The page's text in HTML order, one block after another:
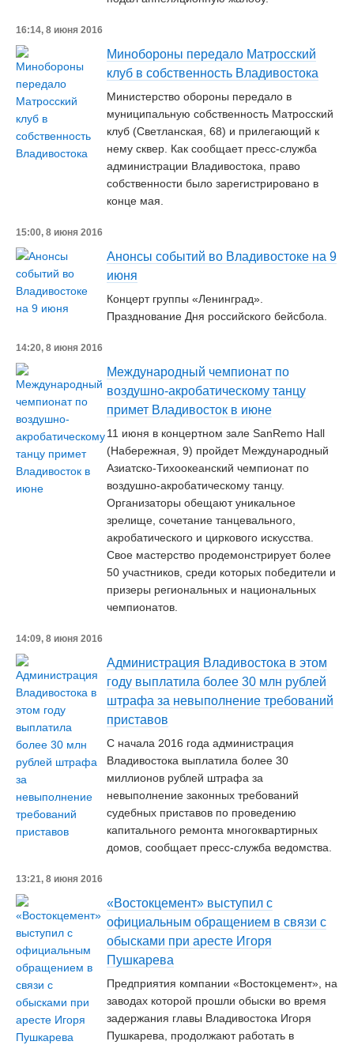
16:14, 8 июня 2016
Минобороны передало Матросский
клуб в собственность Владивостока
Министерство обороны передало в
муниципальную собственность Матросский
клуб (Светланская, 68) и прилегающий к
нему сквер. Как сообщает пресс-служба
администрации Владивостока, право
собственности было зарегистрировано в
конце мая.
15:00, 8 июня 2016
Анонсы событий во Владивостоке на 9
июня
Концерт группы «Ленинград».
Празднование Дня российского бейсбола.
14:20, 8 июня 2016
Международный чемпионат по
воздушно-акробатическому танцу
примет Владивосток в июне
11 июня в концертном зале SanRemo Hall
(Набережная, 9) пройдет Международный
Азиатско-Тихоокеанский чемпионат по
воздушно-акробатическому танцу.
Организаторы обещают уникальное
зрелище, сочетание танцевального,
акробатического и циркового искусства.
Свое мастерство продемонстрирует более
50 участников, среди которых победители и
призеры региональных и национальных
чемпионатов.
14:09, 8 июня 2016
Администрация Владивостока в этом
году выплатила более 30 млн рублей
штрафа за невыполнение требований
приставов
С начала 2016 года администрация
Владивостока выплатила более 30
миллионов рублей штрафа за
невыполнение законных требований
судебных приставов по проведению
капитального ремонта многоквартирных
домов, сообщает пресс-служба ведомства.
13:21, 8 июня 2016
«Востокцемент» выступил с
официальным обращением в связи с
обысками при аресте Игоря
Пушкарева
Предприятия компании «Востокцемент», на
заводах которой прошли обыски во время
задержания главы Владивостока Игоря
Пушкарева, продолжают работать в